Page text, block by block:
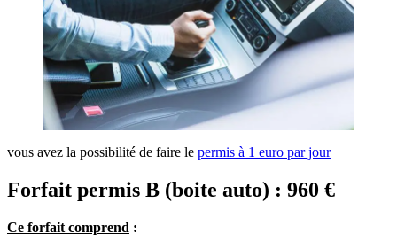
vous avez la possibilité de faire le permis à 1 euro par jour
Forfait permis B (boite auto) : 960 €
Ce forfait comprend :